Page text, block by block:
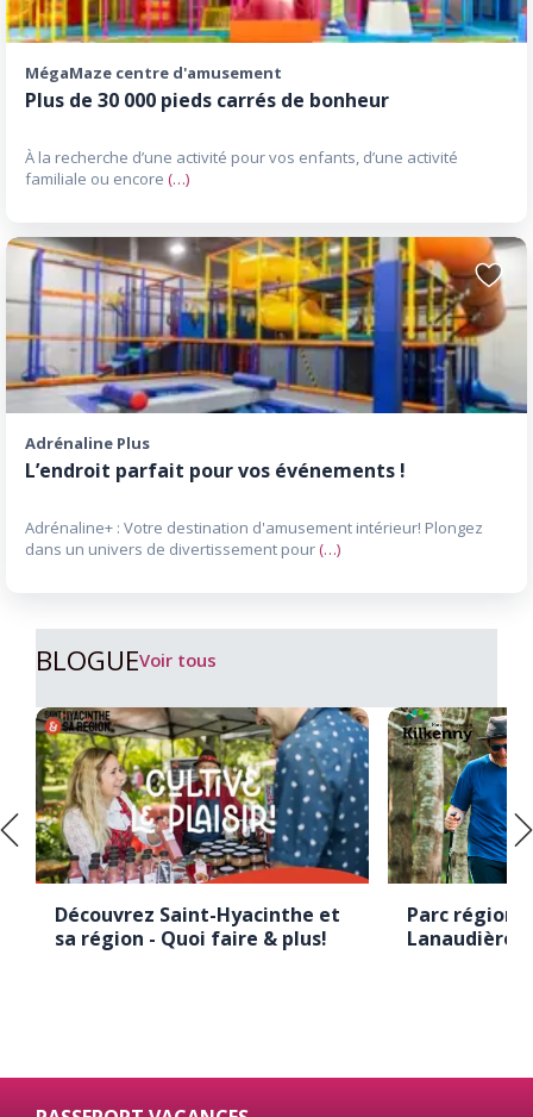
MégaMaze centre d'amusement
Plus de 30 000 pieds carrés de bonheur
À la recherche d’une activité pour vos enfants, d’une activité
familiale ou encore (…)
aux
favoris
Adrénaline Plus
L’endroit parfait pour vos événements !
Adrénaline+ : Votre destination d'amusement intérieur! Plongez
dans un univers de divertissement pour(…)
BLOGUEVoir tous
Découvrez Saint-Hyacinthe et
sa région - Quoi faire & plus!
Parc
Lanaudière